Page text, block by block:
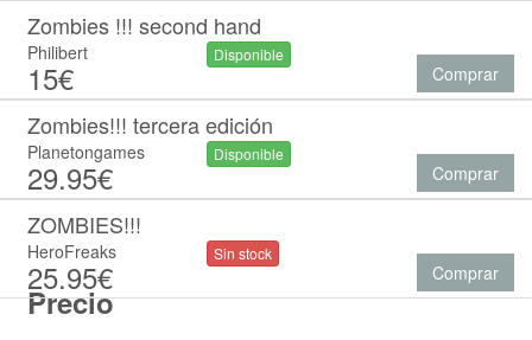
Precio
Zombies !!! second hand
Philibert
15€
Disponible
Comprar
Zombies!!! tercera edición
Planetongames
29.95€
Disponible
Comprar
ZOMBIES!!!
HeroFreaks
25.95€
Sin stock
Comprar